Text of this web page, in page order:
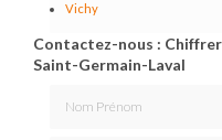
Vichy
Contactez-nous :
Saint-Germain-Laval